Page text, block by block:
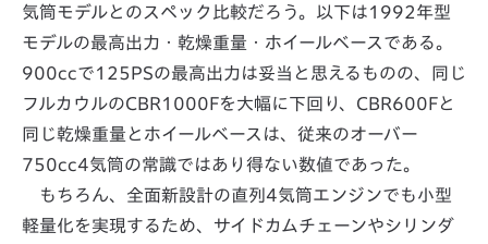
気筒モデルとのスペック比較だろう。以下は1992年型
モデルの最高出力・乾燥重量・ホイールベースである。
900ccで125PSの最高出力は妥当と思えるものの、同じ
フルカウルのCBR1000Fを大幅に下回り、CBR600Fと
同じ乾燥重量とホイールベースは、従来のオーバー
750cc4気筒の常識ではあり得ない数値であった。
もちろん、全面新設計の直列4気筒エンジンでも小型
軽量化を実現するため、サイドカムチェーンやシリンダ